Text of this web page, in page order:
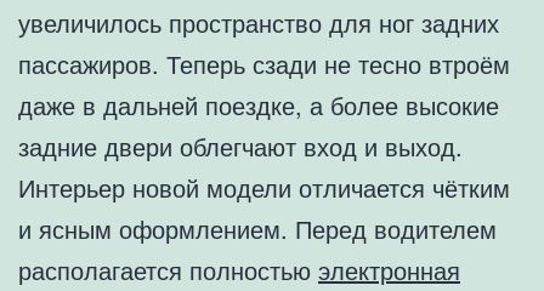
увеличилось пространство для ног задних
пассажиров. Теперь сзади не тесно втроём
даже в дальней поездке, а более высокие
задние двери облегчают вход и выход.
Интерьер новой модели отличается чётким
и ясным оформлением. Перед водителем
располагается полностью электронная